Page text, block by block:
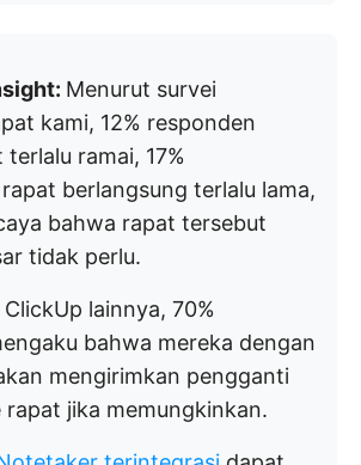
Menurut survei
kami, 12% responden
ramai, 17%
berlangsung terlalu lama,
bahwa rapat tersebut
tidak perlu.
lainnya, 70%
bahwa mereka dengan
mengirimkan pengganti
rapat jika memungkinkan.